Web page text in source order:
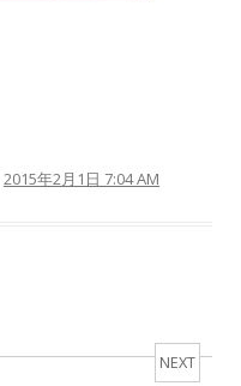
2015年2月1日 7:04 AM
NEXT